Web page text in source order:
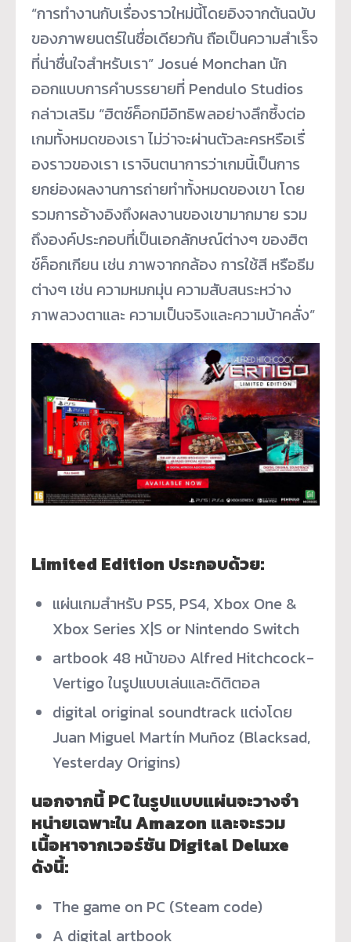
“การทำงานกับเรื่องราวใหม่นี้โดยอิงจากต้นฉบับ
ของภาพยนตร์ในชื่อเดียวกัน ถือเป็นความสำเร็จ
ที่น่าชื่นใจสำหรับเรา” Josué Monchan นัก
ออกแบบการคำบรรยายที่ Pendulo Studios
กล่าวเสริม “ฮิตช์ค็อกมีอิทธิพลอย่างลึกซึ้งต่อ
เกมทั้งหมดของเรา ไม่ว่าจะผ่านตัวละครหรือเรื่
องราวของเรา เราจินตนาการว่าเกมนี้เป็นการ
ยกย่องผลงานการถ่ายทำทั้งหมดของเขา โดย
รวมการอ้างอิงถึงผลงานของเขามากมาย รวม
ถึงองค์ประกอบที่เป็นเอกลักษณ์ต่างๆ ของฮิต
ช์ค็อกเกียน เช่น ภาพจากกล้อง การใช้สี หรือธีม
ต่างๆ เช่น ความหมกมุ่น ความสับสนระหว่าง
ภาพลวงตาและ ความเป็นจริงและความบ้าคลั่ง”
Limited Edition ประกอบด้วย:
แผ่นเกมสำหรับ PS5, PS4, Xbox One &
Xbox Series X|S or Nintendo Switch
artbook 48 หน้าของ Alfred Hitchcock-
Vertigo ในรูปแบบเล่นและดิติตอล
digital original soundtrack แต่งโดย
Juan Miguel Martín Muñoz (Blacksad,
Yesterday Origins)
นอกจากนี้ PC ในรูปแบบแผ่นจะวางจำ
หน่ายเฉพาะในAmazon และจะรวม
เนื้อหาจากเวอร์ชัน Digital Deluxe
ดังนี้:
The game on PC (Steam code)
A digital artbook